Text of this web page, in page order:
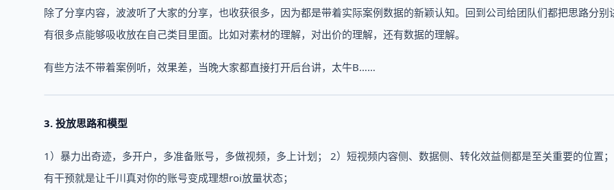
除了分享内容，波波听了大家的分享，也收获很多，因为都是带着实际案例数据的新颖认知。回到公司给团队们都把思路分别
有很多点能够吸收放在自己类目里面。比如对素材的理解，对出价的理解，还有数据的理解。
有些方法不带着案例听，效果差，当晚大家都直接打开后台讲，太牛B……
3. 投放思路和模型
1）暴力出奇迹，多开户，多准备账号，多做视频，多上计划； 2）短视频内容侧、数据侧、转化效益侧都是至关重要的位置
有干预就是让千川真对你的账号变成理想roi放量状态；